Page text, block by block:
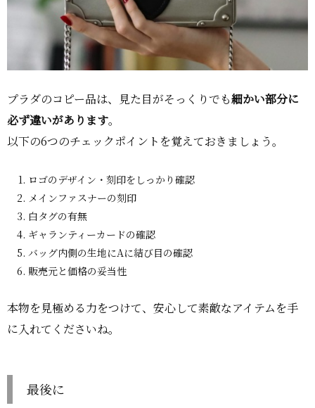
プラダのコピー品は、見た目がそっくりでも細かい部分に
必ず違いがあります。
以下の6つのチェックポイントを覚えておきましょう。
ロゴのデザイン・刻印をしっかり確認
メインファスナーの刻印
白タグの有無
ギャランティーカードの確認
バッグ内側の生地にAに結び目の確認
販売元と価格の妥当性
本物を見極める力をつけて、安心して素敵なアイテムを手
に入れてくださいね。
最後に